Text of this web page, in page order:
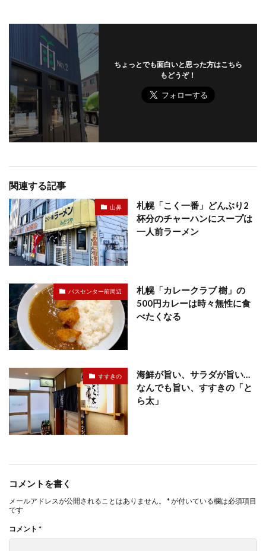
ちょっとでも面白いと思った方はこちら
もどうぞ！
関連する記事
山鼻
札幌「こく一番」どんぶり2
杯分のチャーハンにスープは
一人前ラーメン
バスセンター前周辺
札幌「カレークラブ 樹」の
500円カレーは時々無性に食
べたくなる
すすきの
海鮮が旨い、サラダが旨い…
なんでも旨い、すすきの「と
ら太」
コメントを書く
メールアドレスが公開されることはありません。 *が付いている欄は必須項目
です
コメント *